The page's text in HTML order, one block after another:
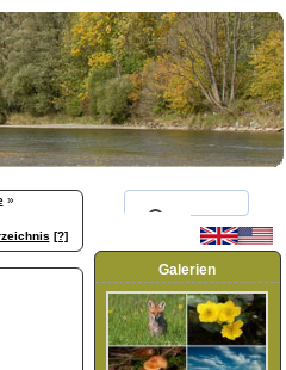
»
[?]
Galerien